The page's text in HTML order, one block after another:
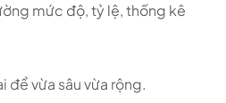
mức độ, tỷ lệ, thống kê
để vừa sâu vừa rộng.